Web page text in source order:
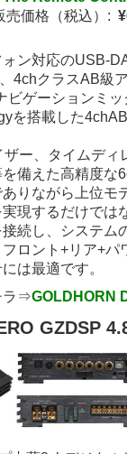
売価格（税込）:
ン対応のUSB-
4chクラスAB級
ビゲーションミ
を搭載した
ー、タイムディ
備えた高精度な
りながら上位モ
現するだけでは
続し、システム
ロント+リア+パ
は最適です。
ラ⇒GOLDHORN
GZDSP